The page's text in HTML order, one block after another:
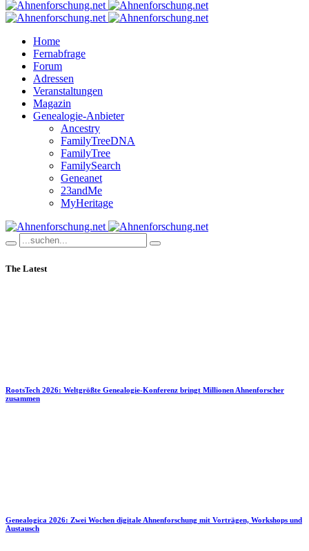
Home
Fernabfrage
Forum
Adressen
Veranstaltungen
Magazin
Genealogie-Anbieter
Ancestry
FamilyTreeDNA
FamilyTree
FamilySearch
Geneanet
23andMe
MyHeritage
The Latest
RootsTech 2026: Weltgrößte Genealogie-Konferenz bringt Millionen Ahnenforscher
zusammen
Genealogica 2026: Zwei Wochen digitale Ahnenforschung mit Vorträgen, Workshops und
Austausch